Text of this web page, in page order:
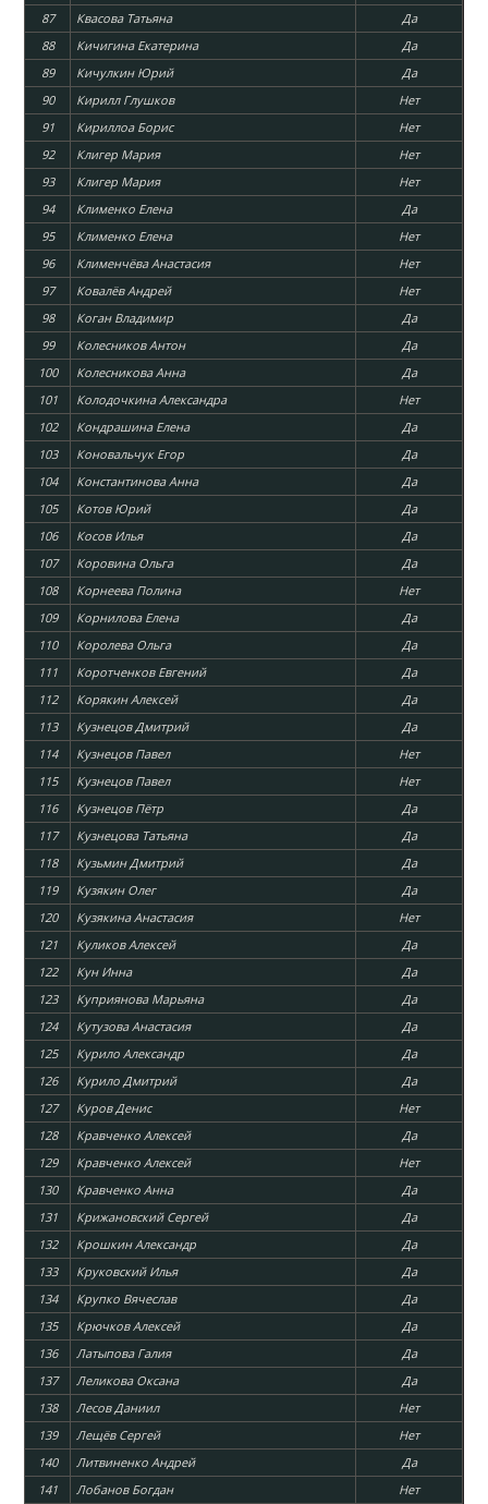
87
Квасова Татьяна
Да
88
Кичигина Екатерина
Да
89
Кичулкин Юрий
Да
90
Кирилл Глушков
Нет
91
Кириллоа Борис
Нет
92
Клигер Мария
Нет
93
Клигер Мария
Нет
94
Клименко Елена
Да
95
Клименко Елена
Нет
96
Клименчёва Анастасия
Нет
97
Ковалёв Андрей
Нет
98
Коган Владимир
Да
99
Колесников Антон
Да
100
Колесникова Анна
Да
101
Колодочкина Александра
Нет
102
Кондрашина Елена
Да
103
Коновальчук Егор
Да
104
Константинова Анна
Да
105
Котов Юрий
Да
106
Косов Илья
Да
107
Коровина Ольга
Да
108
Корнеева Полина
Нет
109
Корнилова Елена
Да
110
Королева Ольга
Да
111
Коротченков Евгений
Да
112
Корякин Алексей
Да
113
Кузнецов Дмитрий
Да
114
Кузнецов Павел
Нет
115
Кузнецов Павел
Нет
116
Кузнецов Пётр
Да
117
Кузнецова Татьяна
Да
118
Кузьмин Дмитрий
Да
119
Кузякин Олег
Да
120
Кузякина Анастасия
Нет
121
Куликов Алексей
Да
122
Кун Инна
Да
123
Куприянова Марьяна
Да
124
Кутузова Анастасия
Да
125
Курило Александр
Да
126
Курило Дмитрий
Да
127
Куров Денис
Нет
128
Кравченко Алексей
Да
129
Кравченко Алексей
Нет
130
Кравченко Анна
Да
131
Крижановский Сергей
Да
132
Крошкин Александр
Да
133
Круковский Илья
Да
134
Крупко Вячеслав
Да
135
Крючков Алексей
Да
136
Латыпова Галия
Да
137
Леликова Оксана
Да
138
Лесов Даниил
Нет
139
Лещёв Сергей
Нет
140
Литвиненко Андрей
Да
141
Лобанов Богдан
Нет